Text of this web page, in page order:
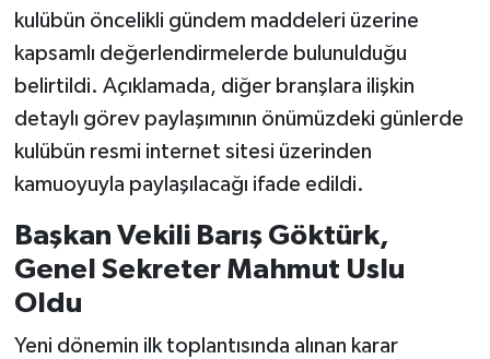
kulübün öncelikli gündem maddeleri üzerine
kapsamlı değerlendirmelerde bulunulduğu
belirtildi. Açıklamada, diğer branşlara ilişkin
detaylı görev paylaşımının önümüzdeki günlerde
kulübün resmi internet sitesi üzerinden
kamuoyuyla paylaşılacağı ifade edildi.
Başkan Vekili Barış Göktürk,
Genel Sekreter Mahmut Uslu
Oldu
Yeni dönemin ilk toplantısında alınan karar
Yaşam